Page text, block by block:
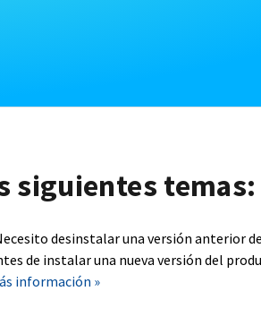
siguientes temas:
desinstalar una versión anterior
de instalar una nueva versión del
información »